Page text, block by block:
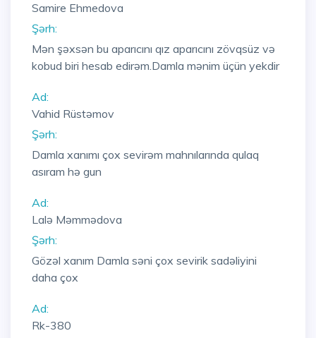
Samire Ehmedova
Şərh:
Mən şəxsən bu aparıcını qız aparıcını zövqsüz və
kobud biri hesab edirəm.Damla mənim üçün yekdir
Ad:
Vahid Rüstəmov
Şərh:
Damla xanımı çox sevirəm mahnılarında qulaq
asıram hə gun
Ad:
Lalə Məmmədova
Şərh:
Gözəl xanım Damla səni çox sevirik sadəliyini
daha çox
Ad:
Rk-380